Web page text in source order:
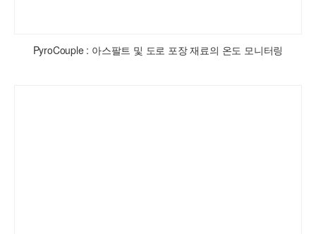
PyroCouple : 아스팔트 및 도로 포장 재료의 온도 모니터링